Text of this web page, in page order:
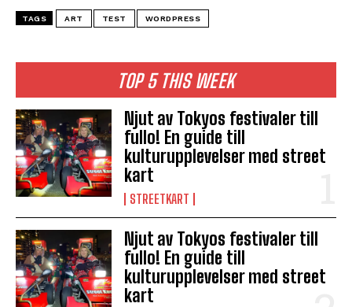
TOP 5 THIS WEEK
Njut av Tokyos festivaler till
fullo! En guide till
kulturupplevelser med street
kart
STREETKART
Njut av Tokyos festivaler till
fullo! En guide till
kulturupplevelser med street
kart
TAGS ART TEST WORDPRESS